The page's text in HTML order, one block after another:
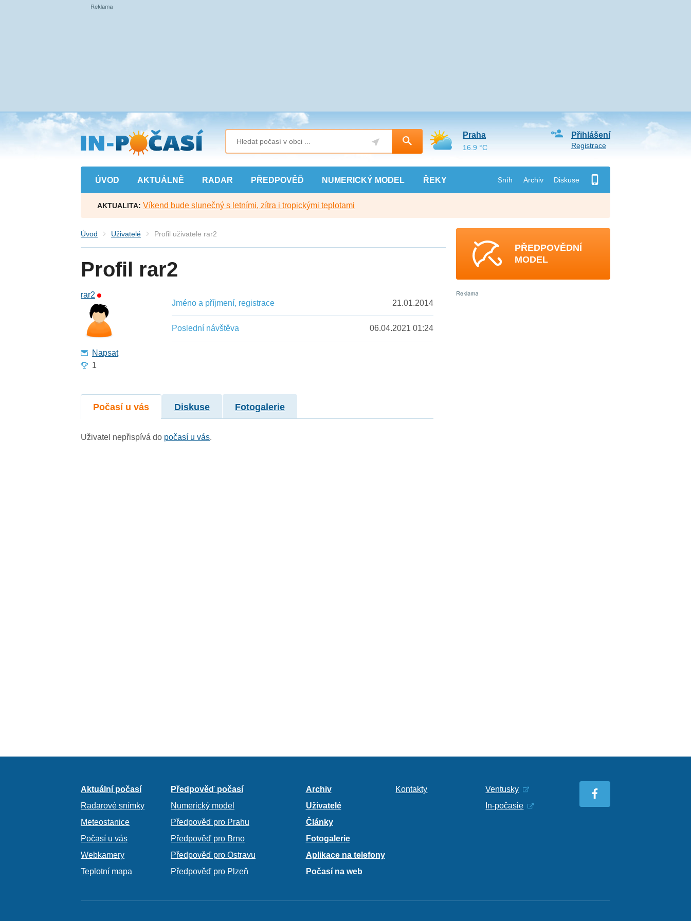
Přejít
na
hlavní
obsah
ÚVOD AKTUÁLNĚ RADAR PŘEDPOVĚĎ NUMERICKÝ MODEL ŘEKY Sníh Archiv Diskuse
Přihlášení
Registrace
Praha
16.9 °C
AKTUALITA: Víkend bude slunečný s letními, zítra i tropickými teplotami
Úvod Uživatelé Profil uživatele rar2
Profil rar2
rar2
Napsat
1
Jméno a příjmení, registrace 21.01.2014
Poslední návštěva 06.04.2021 01:24
Počasí u vás Diskuse Fotogalerie
Uživatel nepřispívá do počasí u vás.
PŘEDPOVĚDNÍ
MODEL
Aktuální počasí
Radarové snímky
Meteostanice
Počasí u vás
Webkamery
Teplotní mapa
Předpověď počasí
Numerický model
Předpověď pro Prahu
Předpověď pro Brno
Předpověď pro Ostravu
Předpověď pro Plzeň
Archiv
Uživatelé
Články
Fotogalerie
Aplikace na telefony
Počasí na web
Kontakty
Ventusky
In-počasie